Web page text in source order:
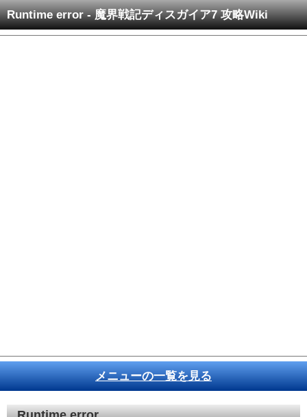
Runtime error - 魔界戦記ディスガイア7 攻略Wiki
メニューの一覧を見る